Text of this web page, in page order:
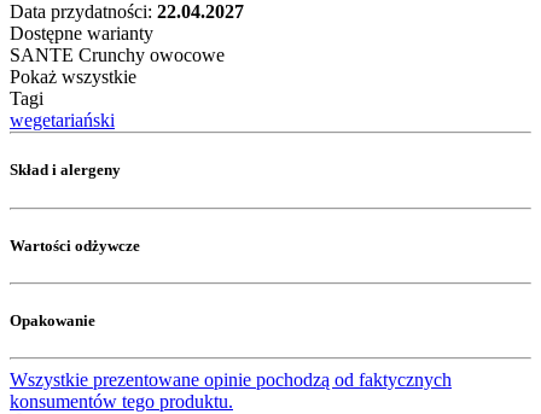
Data przydatności: 22.04.2027
Dostępne warianty
SANTE Crunchy owocowe
Pokaż wszystkie
Tagi
wegetariański
Skład i alergeny
Wartości odżywcze
Opakowanie
Wszystkie prezentowane opinie pochodzą od faktycznych
konsumentów tego produktu.